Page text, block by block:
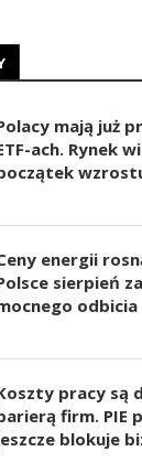
mają już
ach. Rynek
energii
sierpień
odbicia
pracy są
firm. PIE
blokuje